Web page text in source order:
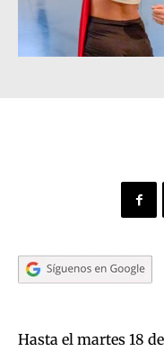
Hasta el martes 18